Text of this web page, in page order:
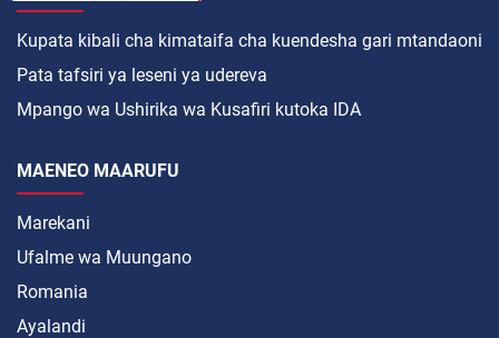
Kupata kibali cha kimataifa cha kuendesha gari mtandaoni
Pata tafsiri ya leseni ya udereva
Mpango wa Ushirika wa Kusafiri kutoka IDA
MAENEO MAARUFU
Marekani
Ufalme wa Muungano
Romania
Ayalandi